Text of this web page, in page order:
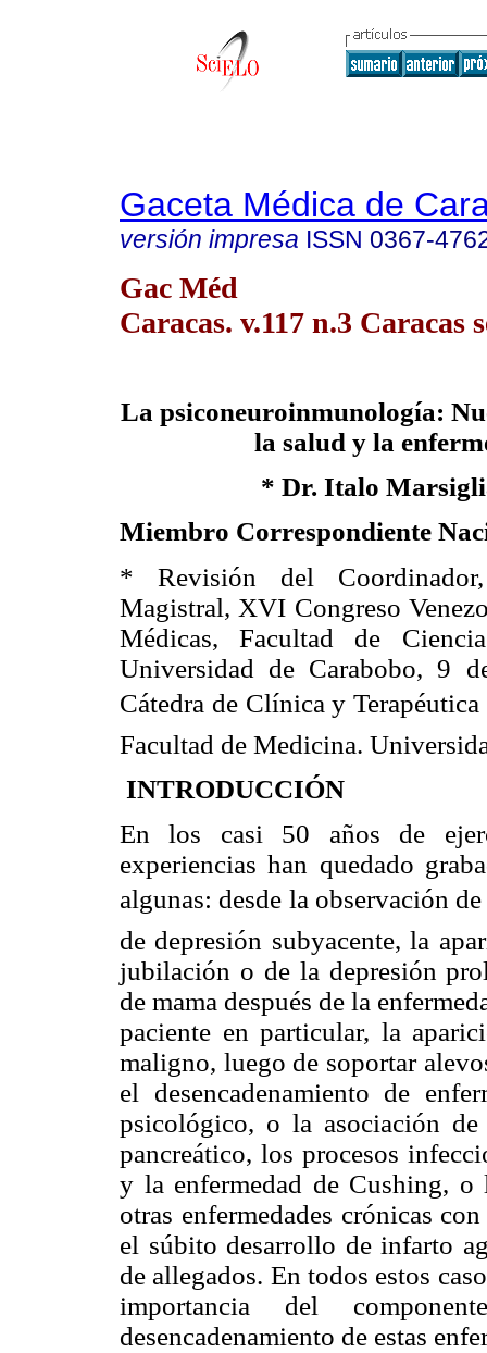
Gaceta Médica de
versión impresa ISSN 0367-
Gac Méd
Caracas. v.117 n.3 Caracas
La psiconeuroinmunología:
la salud y la
* Dr. Italo
Miembro Correspondiente
* Revisión del
Magistral, XVI Congreso
Médicas, Facultad de
Universidad de Carabobo, 9
Cátedra de Clínica y Terapéutica
Facultad de Medicina.
INTRODUCCIÓN
En los casi 50 años de
experiencias han quedado
algunas: desde la observación
de depresión subyacente, la
jubilación o de la depresión
de mama después de la
paciente en particular, la
maligno, luego de soportar
el desencadenamiento de
psicológico, o la asociación de
pancreático, los procesos
y la enfermedad de Cushing,
otras enfermedades crónicas
el súbito desarrollo de infarto
de allegados. En todos estos
importancia del
desencadenamiento de estas